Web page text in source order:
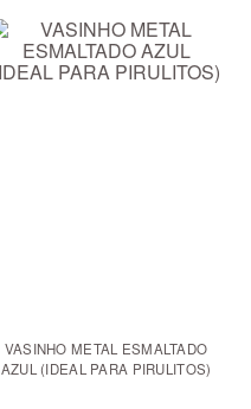
VASINHO METAL ESMALTADO
AZUL (IDEAL PARA PIRULITOS)